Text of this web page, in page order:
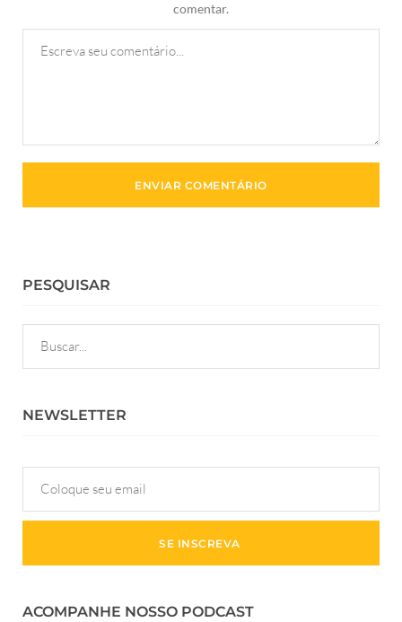
comentar.
PESQUISAR
NEWSLETTER
ACOMPANHE NOSSO PODCAST